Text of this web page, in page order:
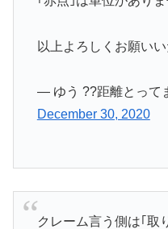
以上よろしくお願いい
— ゆう ??距離とって
December 30, 2020
クレーム言う側は｢取